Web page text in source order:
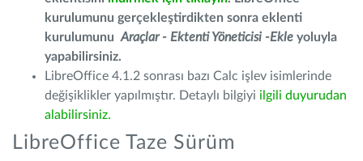
kurulumunu gerçekleştirdikten sonra eklenti
kurulumunu Araçlar - Ektenti Yöneticisi -Ekle yoluyla
yapabilirsiniz.
LibreOffice 4.1.2 sonrası bazı Calc işlev isimlerinde
değişiklikler yapılmıştır. Detaylı bilgiyi ilgili duyurudan
alabilirsiniz.
LibreOffice Taze Sürüm